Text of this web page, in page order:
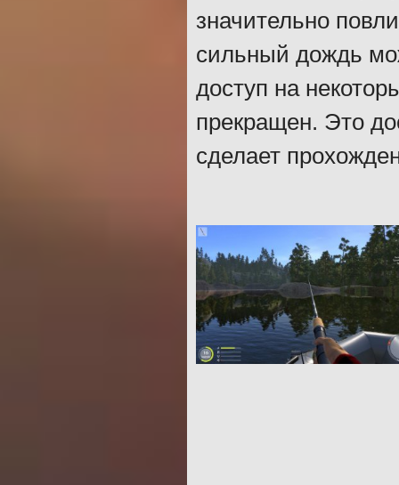
значительно
сильный дождь
доступ на
прекращен. Это
сделает